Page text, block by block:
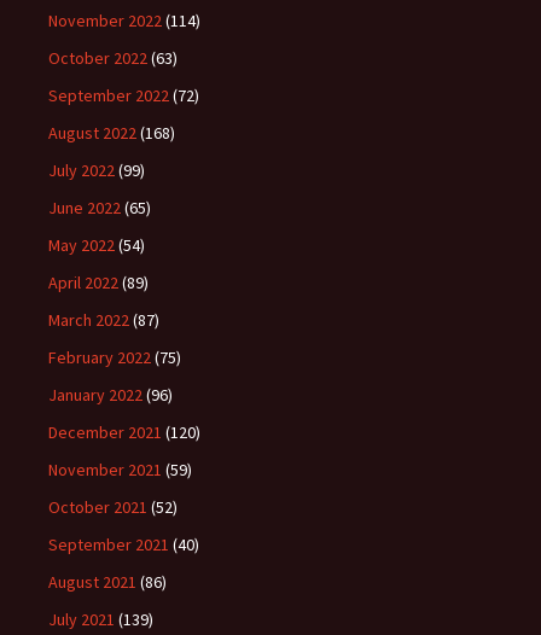
November 2022(114)
October 2022(63)
September 2022(72)
August 2022(168)
July 2022(99)
June 2022(65)
May 2022(54)
April 2022(89)
March 2022(87)
February 2022(75)
January 2022(96)
December 2021 (120)
November 2021 (59)
October 2021 (52)
September 2021 (40)
August 2021 (86)
July 2021 (139)